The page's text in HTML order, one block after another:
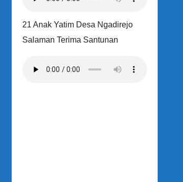
21 Anak Yatim Desa Ngadirejo
Salaman Terima Santunan